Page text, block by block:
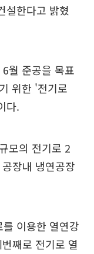
설한다고 밝혔
월 준공을 목표
위한 '전기로
다.
모의 전기로 2
장내 냉연공장
이용한 열연강
째로 전기로 열